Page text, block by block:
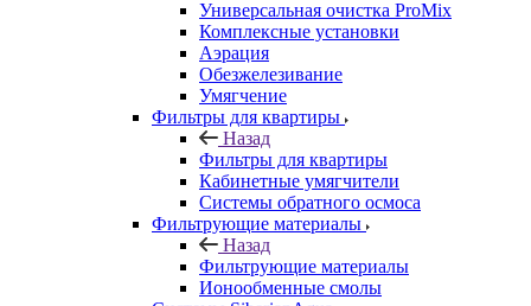
Универсальная очистка ProMix
Комплексные установки
Аэрация
Обезжелезивание
Умягчение
Фильтры для квартиры
Назад
Фильтры для квартиры
Кабинетные умягчители
Системы обратного осмоса
Фильтрующие материалы
Назад
Фильтрующие материалы
Ионообменные смолы